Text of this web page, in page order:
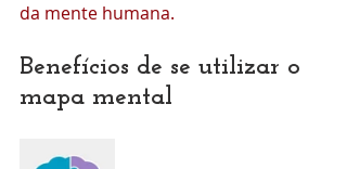
da mente humana.
Benefícios de se utilizar o
mapa mental